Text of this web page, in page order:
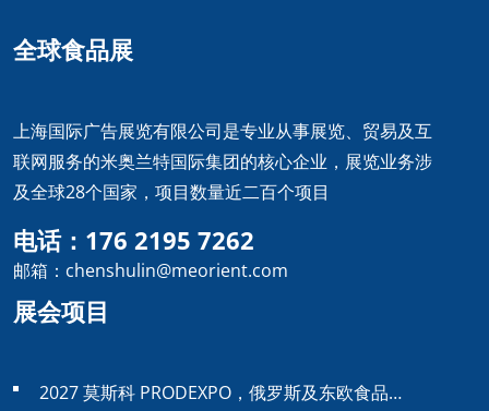
全球食品展
上海国际广告展览有限公司是专业从事展览、贸易及互
联网服务的米奥兰特国际集团的核心企业，展览业务涉
及全球28个国家，项目数量近二百个项目
电话：176 2195 7262
邮箱：chenshulin@meorient.com
展会项目
2027 莫斯科 PRODEXPO，俄罗斯及东欧食品…